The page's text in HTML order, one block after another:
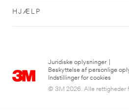
HJÆLP
Juridiske oplysninger
Beskyttelse af personlige
Indstillinger for cookies
© 3M 2026. Alle rettigheder